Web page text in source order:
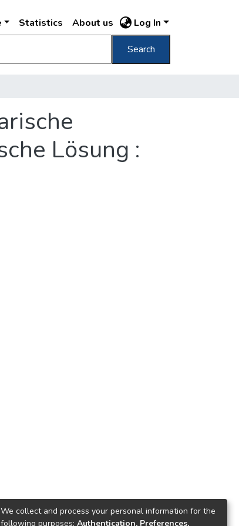
Statistics About us Log In
Search
Lösung :
We collect and process your personal information for the
following purposes: Authentication, Preferences,